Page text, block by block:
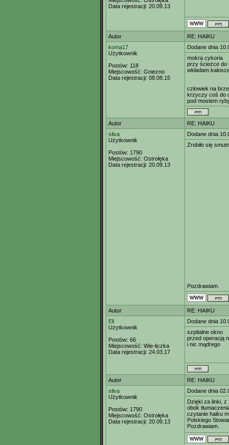
Data rejestracji: 20.09.13
Autor
RE: HAIKU
koma17
Użytkownik
Postów: 118
Miejscowość: Gniezno
Data rejestracji: 08.08.15
Dodane dnia
mokra cykoria
przy ścieżce do
wkładam
człowiek na
krzyczy coś do
pod mostem
Autor
RE: HAIKU
silva
Użytkownik
Postów: 1790
Miejscowość: Ostrołęka
Data rejestracji: 20.09.13
Dodane dnia
Zrobiło się
Pozdrawiam.
Autor
RE: HAIKU
Ell
Użytkownik
Postów: 66
Miejscowość: Wie-liczka
Data rejestracji: 24.03.17
Dodane dnia
szpitalne okno
przed operacją
i nic mądrego
Autor
RE: HAIKU
silva
Użytkownik
Postów: 1790
Miejscowość: Ostrołęka
Data rejestracji: 20.09.13
Dodane dnia
Dzięki za linki,
obok
czytanie haiku
Polskiego
Pozdrawiam.